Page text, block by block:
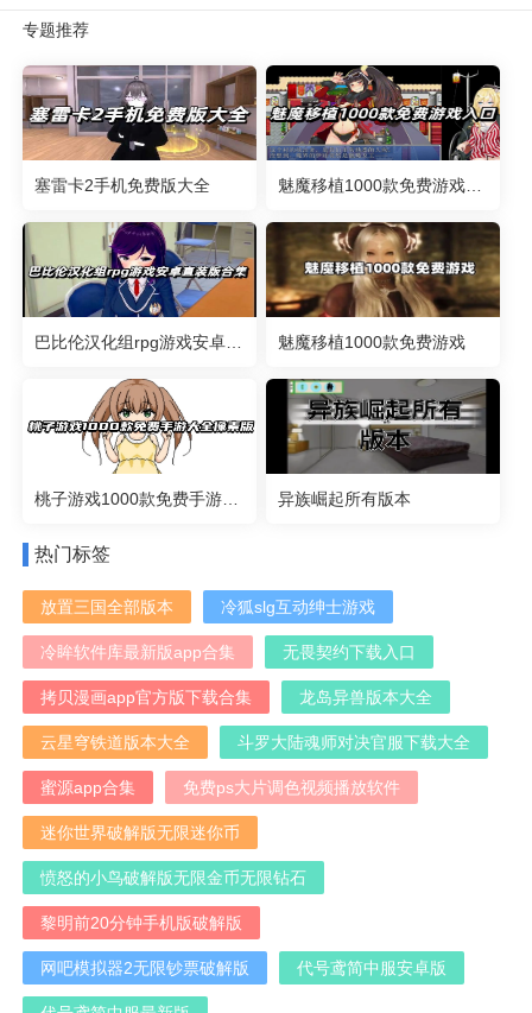
专题推荐
塞雷卡2手机免费版大全 魅魔移植1000款免费游戏入口
巴比伦汉化组rpg游戏安卓直装版合集 魅魔移植1000款免费游戏
桃子游戏1000款免费手游大全像素版 异族崛起所有版本
热门标签
放置三国全部版本 冷狐slg互动绅士游戏
冷眸软件库最新版app合集 无畏契约下载入口
拷贝漫画app官方版下载合集 龙岛异兽版本大全
云星穹铁道版本大全 斗罗大陆魂师对决官服下载大全
蜜源app合集 免费ps大片调色视频播放软件
迷你世界破解版无限迷你币
愤怒的小鸟破解版无限金币无限钻石
黎明前20分钟手机版破解版
网吧模拟器2无限钞票破解版 代号鸢简中服安卓版